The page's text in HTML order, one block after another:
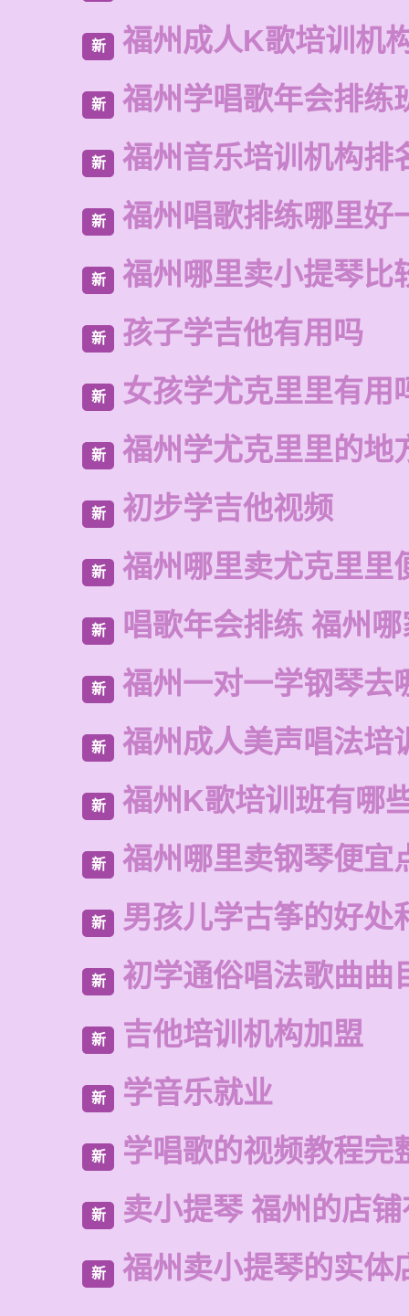
新 福州成人K歌培训机
新 福州学唱歌年会排练
新 福州音乐培训机构排
新 福州唱歌排练哪里好
新 福州哪里卖小提琴比
新 孩子学吉他有用吗
新 女孩学尤克里里有用
新 福州学尤克里里的地
新 初步学吉他视频
新 福州哪里卖尤克里里
新 唱歌年会排练 福州
新 福州一对一学钢琴去
新 福州成人美声唱法培
新 福州K歌培训班有哪
新 福州哪里卖钢琴便宜
新 男孩儿学古筝的好处
新 初学通俗唱法歌曲曲
新 吉他培训机构加盟
新 学音乐就业
新 学唱歌的视频教程完
新 卖小提琴 福州的店
新 福州卖小提琴的实体